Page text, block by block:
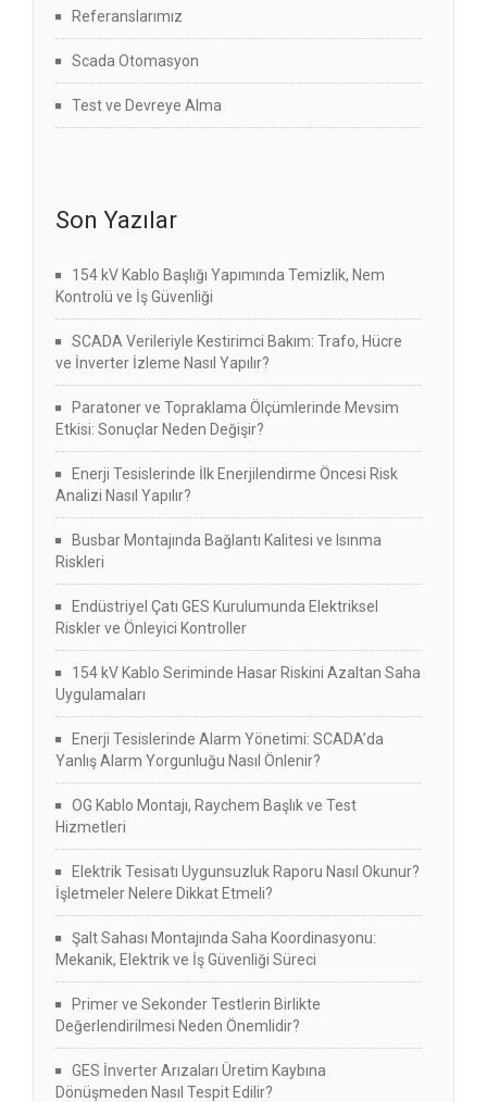
Referanslarımız
Scada Otomasyon
Test ve Devreye Alma
Son Yazılar
154 kV Kablo Başlığı Yapımında Temizlik, Nem
Kontrolü ve İş Güvenliği
SCADA Verileriyle Kestirimci Bakım: Trafo, Hücre
ve İnverter İzleme Nasıl Yapılır?
Paratoner ve Topraklama Ölçümlerinde Mevsim
Etkisi: Sonuçlar Neden Değişir?
Enerji Tesislerinde İlk Enerjilendirme Öncesi Risk
Analizi Nasıl Yapılır?
Busbar Montajında Bağlantı Kalitesi ve Isınma
Riskleri
Endüstriyel Çatı GES Kurulumunda Elektriksel
Riskler ve Önleyici Kontroller
154 kV Kablo Seriminde Hasar Riskini Azaltan Saha
Uygulamaları
Enerji Tesislerinde Alarm Yönetimi: SCADA’da
Yanlış Alarm Yorgunluğu Nasıl Önlenir?
OG Kablo Montajı, Raychem Başlık ve Test
Hizmetleri
Elektrik Tesisatı Uygunsuzluk Raporu Nasıl Okunur?
İşletmeler Nelere Dikkat Etmeli?
Şalt Sahası Montajında Saha Koordinasyonu:
Mekanik, Elektrik ve İş Güvenliği Süreci
Primer ve Sekonder Testlerin Birlikte
Değerlendirilmesi Neden Önemlidir?
GES İnverter Arızaları Üretim Kaybına
Dönüşmeden Nasıl Tespit Edilir?